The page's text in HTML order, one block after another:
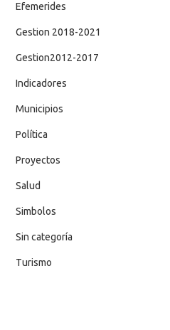
Efemerides
Gestion 2018-2021
Gestion2012-2017
Indicadores
Municipios
Política
Proyectos
Salud
Simbolos
Sin categoría
Turismo